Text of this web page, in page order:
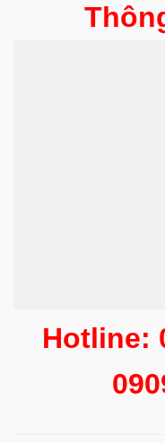
Hotline: